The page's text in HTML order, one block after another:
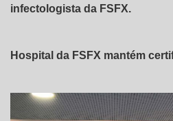
infectologista da FSFX.
Hospital da FSFX mantém